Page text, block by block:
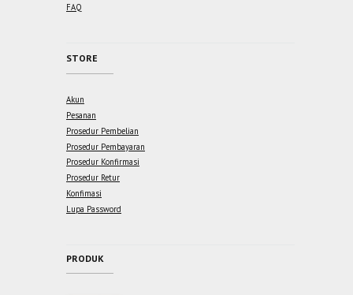
FAQ
STORE
Akun
Pesanan
Prosedur Pembelian
Prosedur Pembayaran
Prosedur Konfirmasi
Prosedur Retur
Konfimasi
Lupa Password
PRODUK